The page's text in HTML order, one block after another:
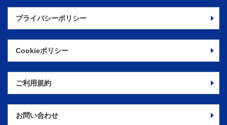
プライバシーポリシー
Cookieポリシー
ご利用規約
お問い合わせ